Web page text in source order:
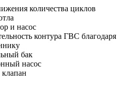
количества циклов
и насос
контура ГВС благодаря
бак
насос